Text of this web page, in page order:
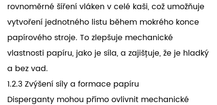
rovnoměrné šíření vláken v celé kaši, což umožňuje
vytvoření jednotného listu během mokrého konce
papírového stroje. To zlepšuje mechanické
vlastnosti papíru, jako je síla, a zajišťuje, že je hladký
a bez vad.
1.2.3 Zvýšení síly a formace papíru
Disperganty mohou přímo ovlivnit mechanické